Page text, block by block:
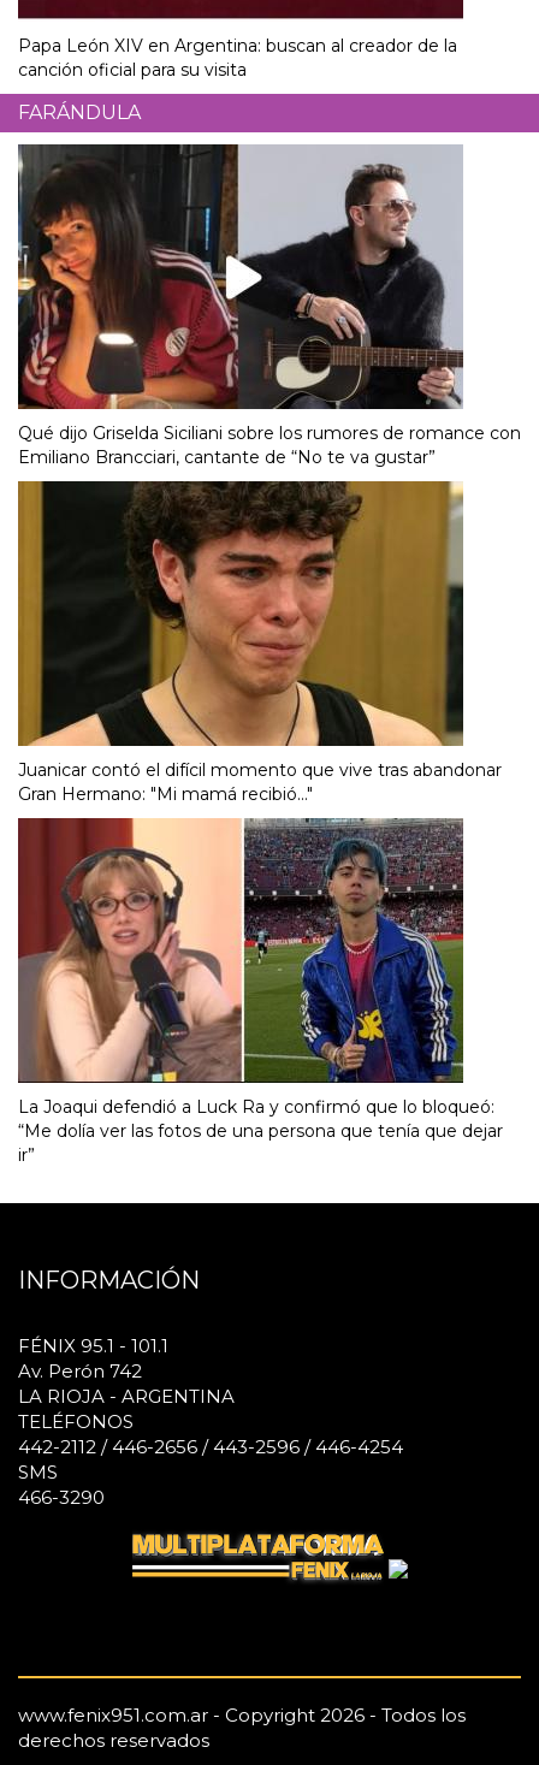
Papa León XIV en Argentina: buscan al creador de la
canción oficial para su visita
FARÁNDULA
Qué dijo Griselda Siciliani sobre los rumores de romance con
Emiliano Brancciari, cantante de “No te va gustar”
Juanicar contó el difícil momento que vive tras abandonar
Gran Hermano: "Mi mamá recibió..."
La Joaqui defendió a Luck Ra y confirmó que lo bloqueó:
“Me dolía ver las fotos de una persona que tenía que dejar
ir”
INFORMACIÓN
FÉNIX 95.1 - 101.1
Av. Perón 742
LA RIOJA - ARGENTINA
TELÉFONOS
442-2112 / 446-2656 / 443-2596 / 446-4254
SMS
466-3290
www.fenix951.com.ar - Copyright 2026 - Todos los
derechos reservados